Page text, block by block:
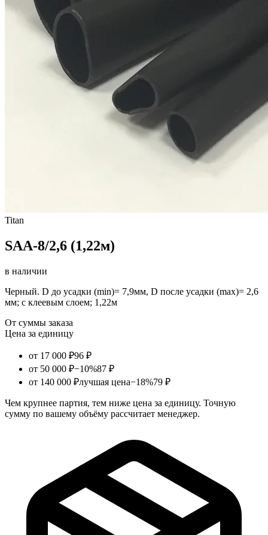
Titan
SAA-8/2,6 (1,22м)
в наличии
Черный. D до усадки (min)= 7,9мм, D после усадки (max)= 2,6
мм; с клеевым слоем; 1,22м
От суммы заказа
Цена за единицу
от 17 000 ₽96 ₽
от 50 000 ₽−10%87 ₽
от 140 000 ₽лучшая цена−18%79 ₽
Чем крупнее партия, тем ниже цена за единицу. Точную
сумму по вашему объёму рассчитает менеджер.